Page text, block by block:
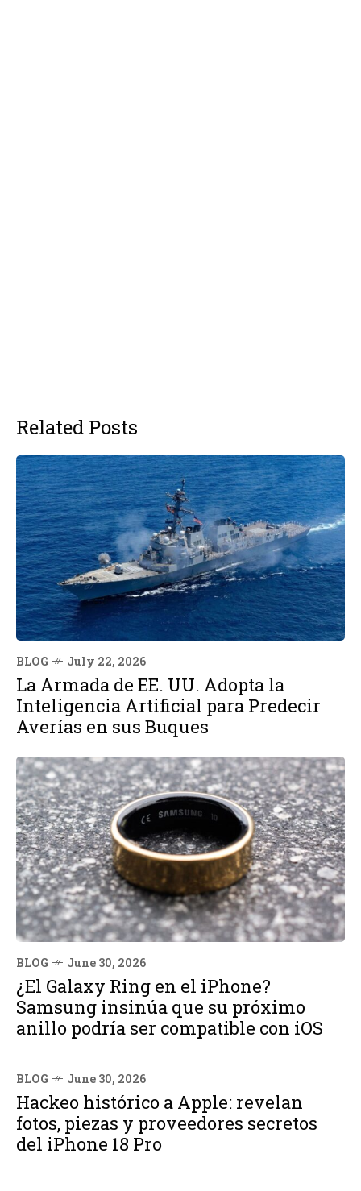
Related Posts
BLOG July 22, 2026
La Armada de EE. UU. Adopta la
Inteligencia Artificial para Predecir
Averías en sus Buques
BLOG June 30, 2026
¿El Galaxy Ring en el iPhone?
Samsung insinúa que su próximo
anillo podría ser compatible con iOS
BLOG June 30, 2026
Hackeo histórico a Apple: revelan
fotos, piezas y proveedores secretos
del iPhone 18 Pro